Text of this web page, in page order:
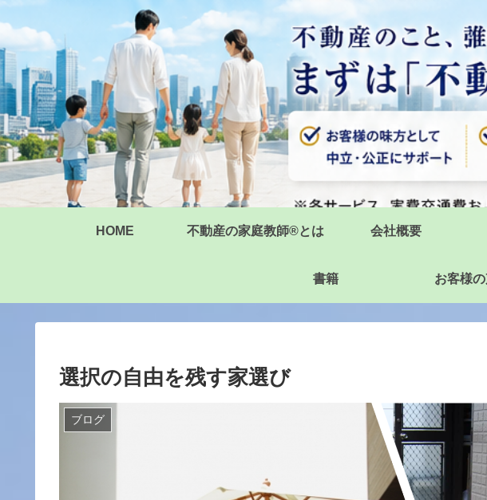
HOME 不動産の家庭教師®とは 会社概要
書籍 お客様
選択の自由を残す家選び
ブログ